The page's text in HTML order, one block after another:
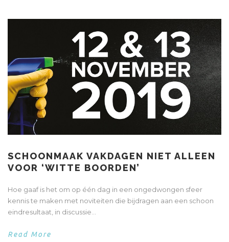
SCHOONMAAK VAKDAGEN NIET ALLEEN
VOOR ‘WITTE BOORDEN’
Hoe gaaf is het om op één dag in een ongedwongen sfeer
kennis te maken met noviteiten die bijdragen aan een schoon
eindresultaat, in discussie...
Read More